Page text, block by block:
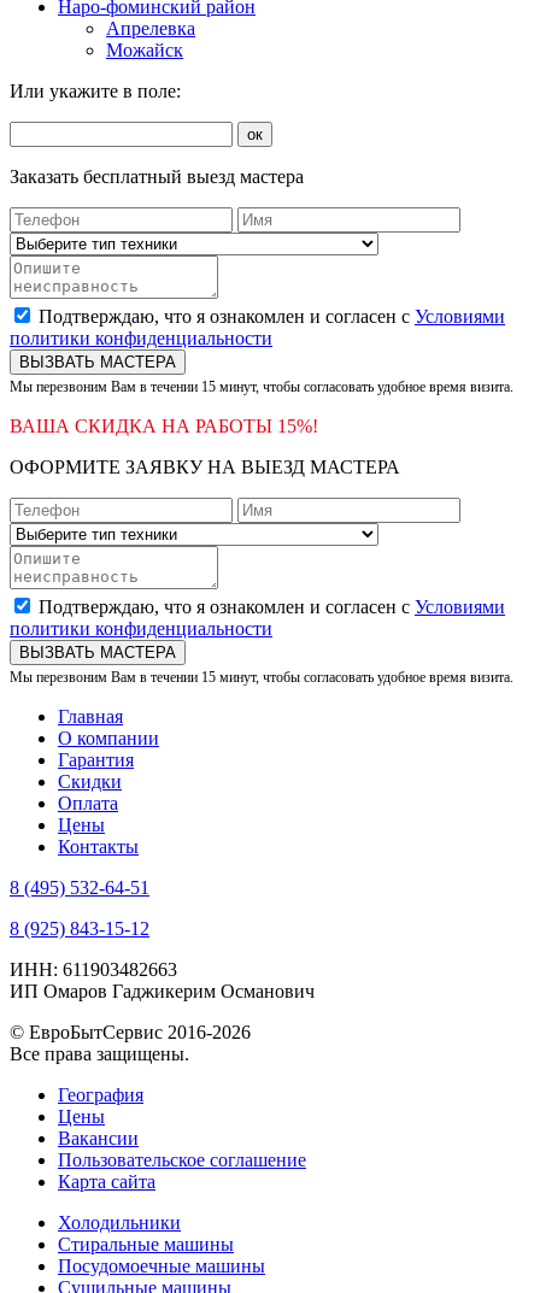
Наро-фоминский район
Апрелевка
Можайск
Или укажите в поле:
ок
Заказать бесплатный выезд мастера
Подтверждаю, что я ознакомлен и согласен с Условиями
политики конфиденциальности
ВЫЗВАТЬ МАСТЕРА
Мы перезвоним Вам в течении 15 минут, чтобы согласовать удобное время визита.
ВАША СКИДКА НА РАБОТЫ 15%!
ОФОРМИТЕ ЗАЯВКУ НА ВЫЕЗД МАСТЕРА
Подтверждаю, что я ознакомлен и согласен с Условиями
политики конфиденциальности
ВЫЗВАТЬ МАСТЕРА
Мы перезвоним Вам в течении 15 минут, чтобы согласовать удобное время визита.
Главная
О компании
Гарантия
Скидки
Оплата
Цены
Контакты
8 (495) 532-64-51
8 (925) 843-15-12
ИНН: 611903482663
ИП Омаров Гаджикерим Османович
© ЕвроБытСервис 2016-2026
Все права защищены.
География
Цены
Вакансии
Пользовательское соглашение
Карта сайта
Холодильники
Стиральные машины
Посудомоечные машины
Сушильные машины